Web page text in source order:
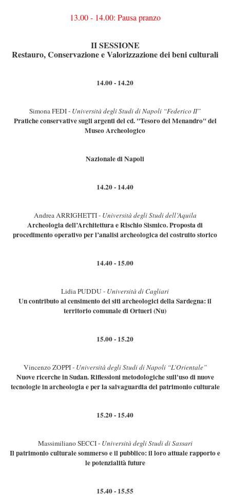
13.00 - 14.00: Pausa pranzo
II SESSIONE
Restauro, Conservazione e Valorizzazione dei beni culturali
14.00 - 14.20
Simona FEDI - Università degli Studi di Napoli “Federico II”
Pratiche conservative sugli argenti del cd. "Tesoro del Menandro" del
Museo Archeologico
Nazionale di Napoli
14.20 - 14.40
Andrea ARRIGHETTI - Università degli Studi dell’Aquila
Archeologia dell’Architettura e Rischio Sismico. Proposta di
procedimento operativo per l’analisi archeologica del costruito storico
14.40 - 15.00
Lidia PUDDU - Università di Cagliari
Un contributo al censimento dei siti archeologici della Sardegna: il
territorio comunale di Ortueri (Nu)
15.00 - 15.20
Vincenzo ZOPPI - Università degli Studi di Napoli “L’Orientale”
Nuove ricerche in Sudan. Riflessioni metodologiche sull'uso di nuove
tecnologie in archeologia e per la salvaguardia del patrimonio culturale
15.20 - 15.40
Massimiliano SECCI - Università degli Studi di Sassari
Il patrimonio culturale sommerso e il pubblico: il loro attuale rapporto e
le potenzialità future
15.40 - 15.55